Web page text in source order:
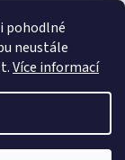
pohodlné
neustále
Více informací